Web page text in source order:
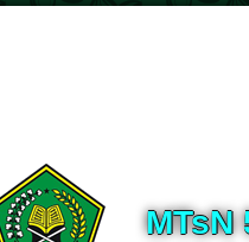
MTsN